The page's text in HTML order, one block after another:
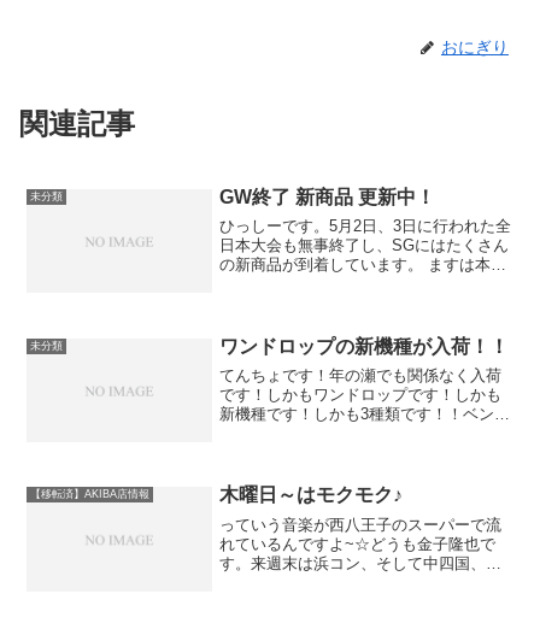
おにぎり
関連記事
未分類 GW終了 新商品 更新中！
ひっしーです。5月2日、3日に行われた全
日本大会も無事終了し、SGにはたくさん
の新商品が到着しています。 ますは本日
ン...
未分類 ワンドロップの新機種が入荷！！
てんちょです！年の瀬でも関係なく入荷
です！しかもワンドロップです！しかも
新機種です！しかも3種類です！！ベンチ
マ...
【移転済】AKIBA店情報 木曜日～はモクモク♪
っていう音楽が西八王子のスーパーで流
れているんですよ~☆どうも金子隆也で
す。来週末は浜コン、そして中四国、ヨ